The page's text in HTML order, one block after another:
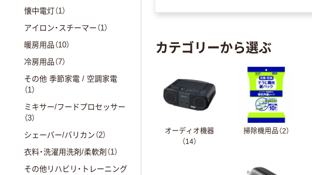
カテゴリーから選ぶ
オーディオ機器
（14）
掃除機用品（2）
懐中電灯（1）
アイロン・スチーマー（1）
暖房用品（10）
冷房用品（7）
その他 季節家電 / 空調家電
（1）
ミキサー/フードプロセッサー
（3）
シェーバー/バリカン（2）
衣料・洗濯用洗剤/柔軟剤（1）
その他リハビリ・トレーニング